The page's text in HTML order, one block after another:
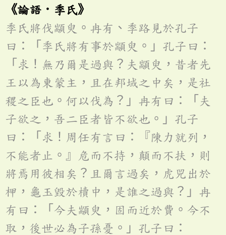
《論語．季氏》
季氏將伐顓臾。冉有、季路見於孔子
曰：「季氏將有事於顓臾。」孔子曰：
「求！無乃爾是過與？夫顓臾，昔者先
王以為東蒙主，且在邦域之中矣，是社
稷之臣也。何以伐為？」冉有曰：「夫
子欲之，吾二臣者皆不欲也。」孔子
曰：「求！周任有言曰：『陳力就列，
不能者止。』危而不持，顛而不扶，則
將焉用彼相矣？且爾言過矣，虎兕出於
柙，龜玉毀於櫝中，是誰之過與？」冉
有曰：「今夫顓臾，固而近於費。今不
取，後世必為子孫憂。」孔子曰：